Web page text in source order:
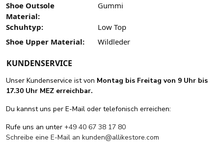
Shoe Outsole
Material:
Gummi
Schuhtyp:
Low Top
Shoe Upper Material:
Wildleder
KUNDENSERVICE
Unser Kundenservice ist von Montag bis Freitag von 9 Uhr bis
17.30 Uhr MEZ erreichbar.
Du kannst uns per E-Mail oder telefonisch erreichen:
Rufe uns an unter +49 40 67 38 17 80
Schreibe eine E-Mail an kunden@allikestore.com